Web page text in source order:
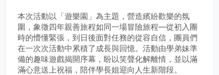
本次活動以「遊樂園」為主題，營造繽紛歡樂的氛
圍，象徵四年親善旅程如同一場冒險旅程—從初入團
時的懵懂緊張，到日後面對任務的從容自信，團員們
在一次次活動中累積了成長與回憶。活動由學弟妹準
備的趣味遊戲揭開序幕，盼以笑聲化解離情，並以滿
滿心意送上祝福，陪伴學長姐迎向人生新階段。